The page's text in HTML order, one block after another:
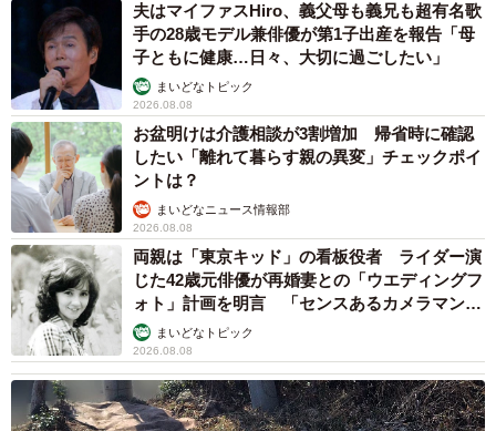
夫はマイファスHiro、義父母も義兄も超有名歌
手の28歳モデル兼俳優が第1子出産を報告「母
子ともに健康…日々、大切に過ごしたい」
まいどなトピック
2026.08.08
お盆明けは介護相談が3割増加 帰省時に確認
したい「離れて暮らす親の異変」チェックポイ
ントは？
まいどなニュース情報部
2026.08.08
両親は「東京キッド」の看板役者 ライダー演
じた42歳元俳優が再婚妻との「ウエディングフ
ォト」計画を明言 「センスあるカメラマン求
む」まいどなトピック
2026.08.08